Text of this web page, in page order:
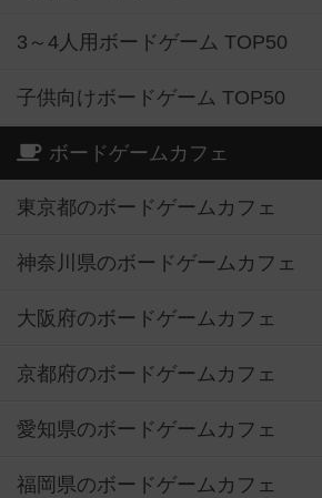
3～4人用ボードゲーム TOP50
子供向けボードゲーム TOP50
ボードゲームカフェ
東京都のボードゲームカフェ
神奈川県のボードゲームカフェ
大阪府のボードゲームカフェ
京都府のボードゲームカフェ
愛知県のボードゲームカフェ
福岡県のボードゲームカフェ